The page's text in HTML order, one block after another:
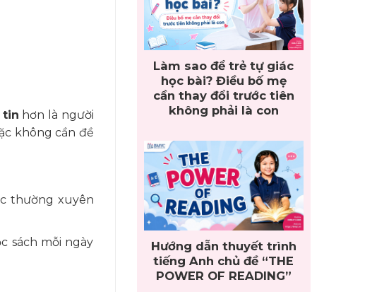
tin hơn là người
không cần đề
thường xuyên
sách mỗi ngày
Làm sao để trẻ tự giác
học bài? Điều bố mẹ
cần thay đổi trước tiên
không phải là con
Hướng dẫn thuyết trình
tiếng Anh chủ đề “THE
POWER OF READING”